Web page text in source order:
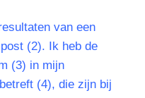
van een
(2). Ik heb de
(3) in mijn
(4), die zijn bij